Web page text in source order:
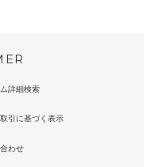
詳細検索
引に基づく表示
わせ